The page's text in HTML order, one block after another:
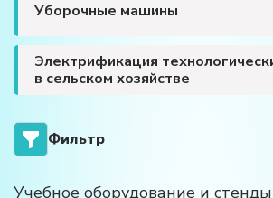
Уборочные машины
Электрификация
в сельском хозяйстве
Фильтр
Учебное оборудование и